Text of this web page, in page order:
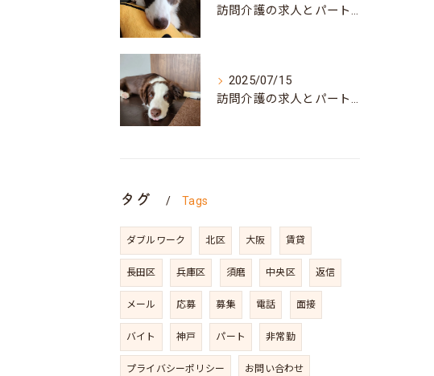
訪問介護の求人とパート募集で叶う自分らしい働き方兵庫県神戸市須磨区ガイド
2025/07/15
訪問介護の求人とパート募集を兵庫県神戸市須磨区で探すポイントと働き方の魅力
タグ Tags
ダブルワーク 北区 大阪 賃貸
長田区 兵庫区 須磨 中央区 返信
メール 応募 募集 電話 面接
バイト 神戸 パート 非常勤
プライバシーポリシー お問い合わせ